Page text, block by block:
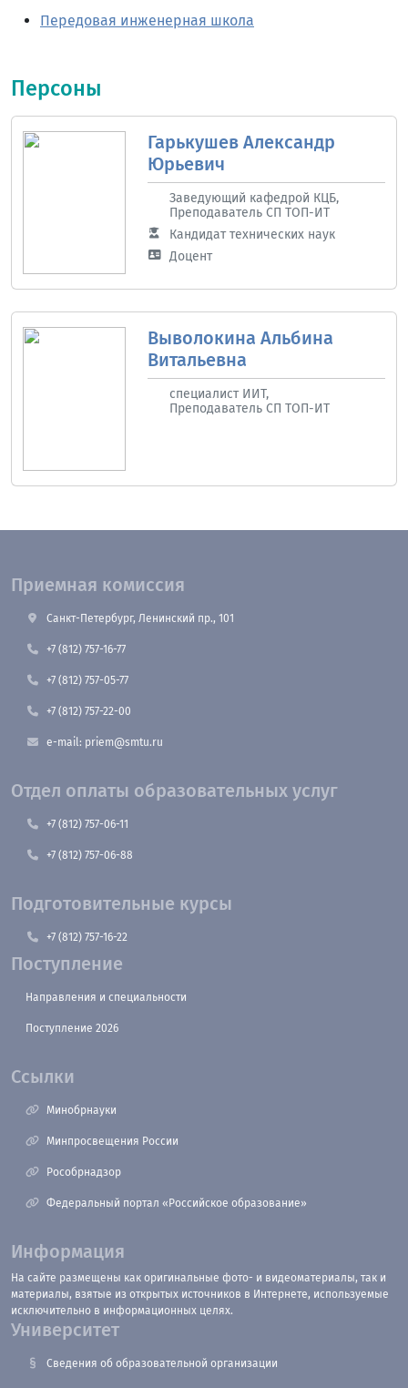
Передовая инженерная школа
Персоны
Гарькушев Александр
Юрьевич
Заведующий кафедрой КЦБ,
Преподаватель СП ТОП-ИТ
Кандидат технических наук
Доцент
Выволокина Альбина
Витальевна
специалист ИИТ,
Преподаватель СП ТОП-ИТ
Приемная комиссия
Санкт-Петербург, Ленинский пр., 101
+7 (812) 757-16-77
+7 (812) 757-05-77
+7 (812) 757-22-00
e-mail: priem@smtu.ru
Отдел оплаты образовательных услуг
+7 (812) 757-06-11
+7 (812) 757-06-88
Подготовительные курсы
+7 (812) 757-16-22
Поступление
Направления и специальности
Поступление 2026
Ссылки
Минобрнауки
Минпросвещения России
Рособрнадзор
Федеральный портал «Российское образование»
Информация
На сайте размещены как оригинальные фото- и видеоматериалы, так и
материалы, взятые из открытых источников в Интернете, используемые
исключительно в информационных целях.
Университет
Сведения об образовательной организации